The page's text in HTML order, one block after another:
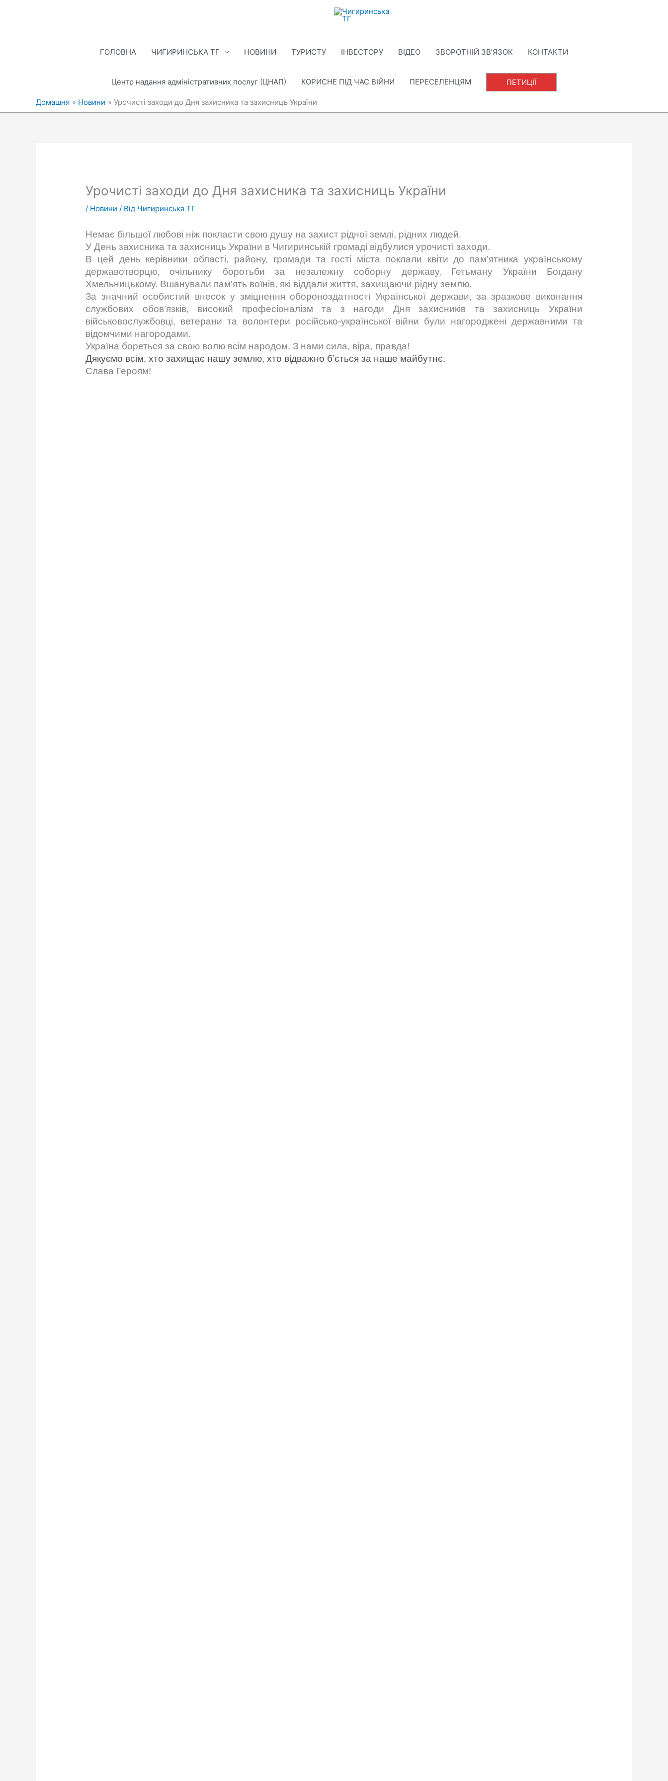
ГОЛОВНА ЧИГИРИНСЬКА ТГ НОВИНИ ТУРИСТУ ІНВЕСТОРУ ВІДЕО ЗВОРОТНІЙ ЗВ’ЯЗОК КОНТАКТИ
Центр надання адміністративних послуг (ЦНАП) КОРИСНЕ ПІД ЧАС ВІЙНИ ПЕРЕСЕЛЕНЦЯМ ПЕТИЦІЇ
Домашня Новини Урочисті заходи до Дня захисника та захисниць України
Урочисті заходи до Дня захисника та захисниць України
/ Новини / Від Чигиринська ТГ
Немає більшої любові ніж покласти свою душу на захист рідної землі, рідних людей.
У День захисника та захисниць України в Чигиринській громаді відбулися урочисті заходи.
В цей день керівники області, району, громади та гості міста поклали квіти до пам’ятника українському
державотворцю, очільнику боротьби за незалежну соборну державу, Гетьману України Богдану
Хмельницькому. Вшанували пам’ять воїнів, які віддали життя, захищаючи рідну землю.
За значний особистий внесок у зміцнення обороноздатності Української держави, за зразкове виконання
службових обов’язків, високий професіоналізм та з нагоди Дня захисників та захисниць України
військовослужбовці, ветерани та волонтери російсько-української війни були нагороджені державними та
відомчими нагородами.
Україна бореться за свою волю всім народом. З нами сила, віра, правда!
Дякуємо всім, хто захищає нашу землю, хто відважно б’ється за наше майбутнє.
Слава Героям!